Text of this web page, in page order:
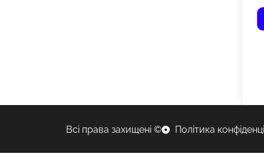
Всі права захищені © Політика